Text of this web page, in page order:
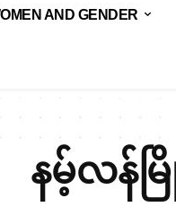
AND GENDER
နမ့်လန်